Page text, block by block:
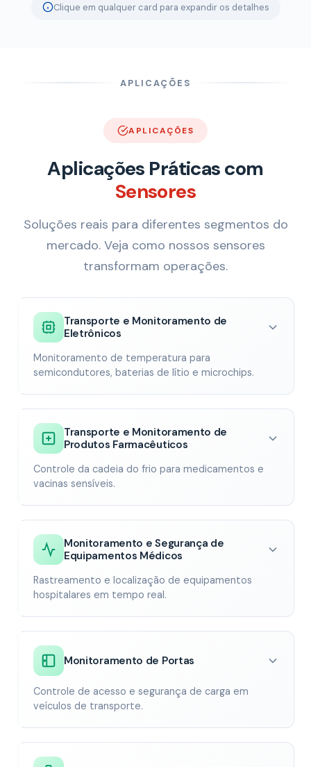
Clique em qualquer card para expandir os detalhes
APLICAÇÕES
APLICAÇÕES
Aplicações Práticas com
Sensores
Soluções reais para diferentes segmentos do
mercado. Veja como nossos sensores
transformam operações.
Transporte e Monitoramento de
Eletrônicos
Monitoramento de temperatura para
semicondutores, baterias de lítio e microchips.
Transporte e Monitoramento de
Produtos Farmacêuticos
Controle da cadeia do frio para medicamentos e
vacinas sensíveis.
Monitoramento e Segurança de
Equipamentos Médicos
Rastreamento e localização de equipamentos
hospitalares em tempo real.
Monitoramento de Portas
Controle de acesso e segurança de carga em
veículos de transporte.